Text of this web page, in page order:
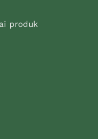
produk